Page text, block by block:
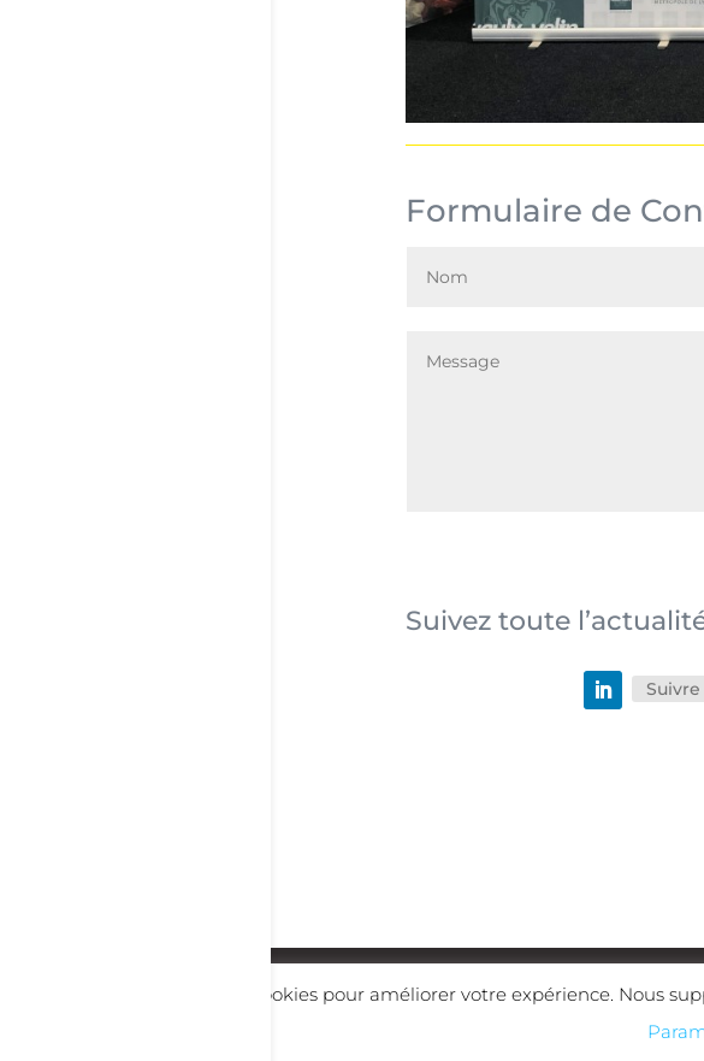
Formulaire de
Suivez toute
Suivre
Ce site Web utilise des cookies pour améliorer votre expérience. Nous